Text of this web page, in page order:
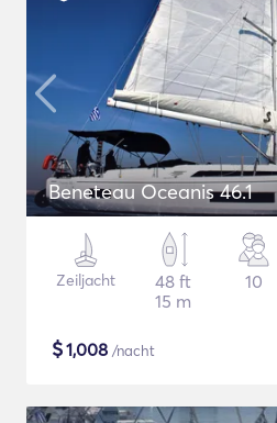
Beneteau Oceanis 46.1
Zeiljacht
48 ft
15 m
10
$1,008 /nacht